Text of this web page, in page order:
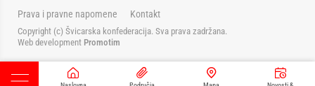
Prava i pravne napomene Kontakt
Copyright (c) Švicarska konfederacija. Sva prava zadržana.
Web development Promotim